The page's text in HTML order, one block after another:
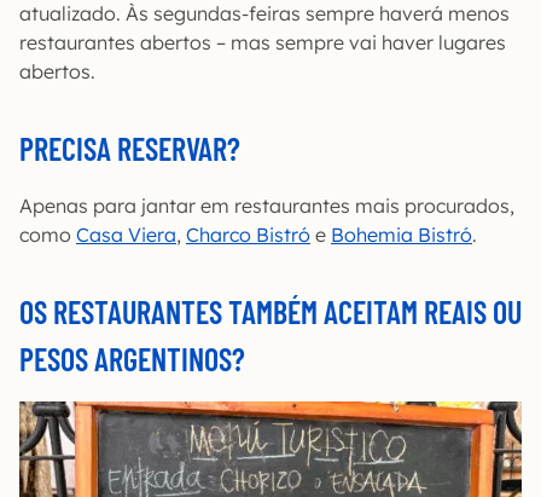
atualizado. Às segundas-feiras sempre haverá menos
restaurantes abertos – mas sempre vai haver lugares
abertos.
PRECISA RESERVAR?
Apenas para jantar em restaurantes mais procurados,
como Casa Viera, Charco Bistró e Bohemia Bistró.
OS RESTAURANTES TAMBÉM ACEITAM REAIS OU
PESOS ARGENTINOS?